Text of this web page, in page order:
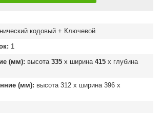
кодовый + Ключевой
1
(мм): высота 335 х ширина 415 х глубина
(мм): высота 312 х ширина 396 х